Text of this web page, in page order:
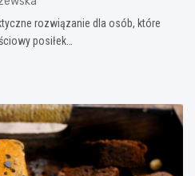
rozwiązanie dla osób, które
posiłek…